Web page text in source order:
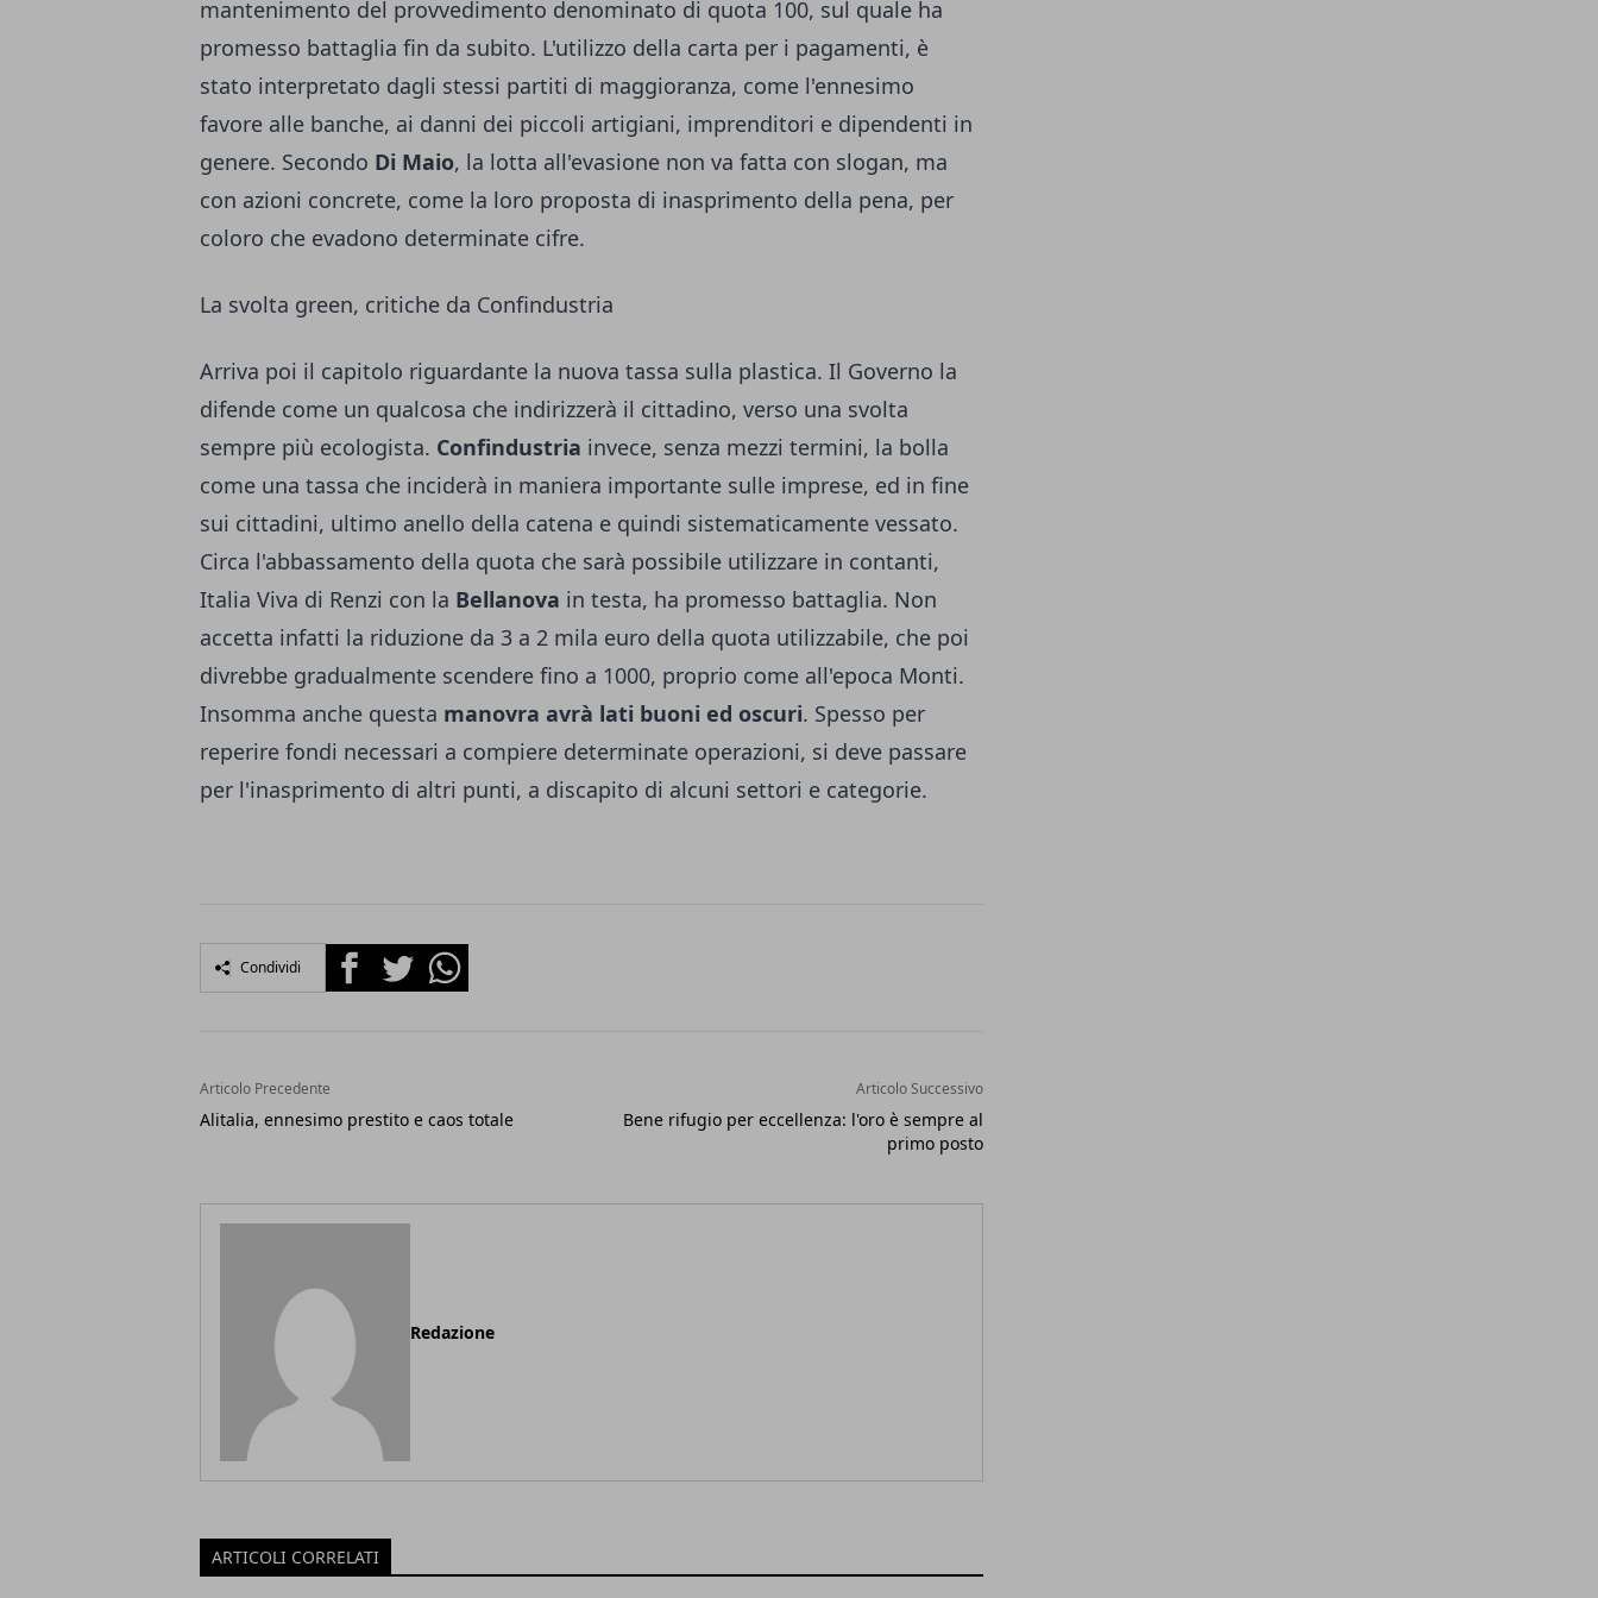
mantenimento del provvedimento denominato di quota 100, sul quale ha
promesso battaglia fin da subito. L'utilizzo della carta per i pagamenti, è
stato interpretato dagli stessi partiti di maggioranza, come l'ennesimo
favore alle banche, ai danni dei piccoli artigiani, imprenditori e dipendenti in
genere. Secondo Di Maio, la lotta all'evasione non va fatta con slogan, ma
con azioni concrete, come la loro proposta di inasprimento della pena, per
coloro che evadono determinate cifre.
La svolta green, critiche da Confindustria
Arriva poi il capitolo riguardante la nuova tassa sulla plastica. Il Governo la
difende come un qualcosa che indirizzerà il cittadino, verso una svolta
sempre più ecologista. Confindustria invece, senza mezzi termini, la bolla
come una tassa che inciderà in maniera importante sulle imprese, ed in fine
sui cittadini, ultimo anello della catena e quindi sistematicamente vessato.
Circa l'abbassamento della quota che sarà possibile utilizzare in contanti,
Italia Viva di Renzi con la Bellanova in testa, ha promesso battaglia. Non
accetta infatti la riduzione da 3 a 2 mila euro della quota utilizzabile, che poi
divrebbe gradualmente scendere fino a 1000, proprio come all'epoca Monti.
Insomma anche questa manovra avrà lati buoni ed oscuri. Spesso per
reperire fondi necessari a compiere determinate operazioni, si deve passare
per l'inasprimento di altri punti, a discapito di alcuni settori e categorie.
Condividi FacebookTwitterWhatsapp
Articolo Precedente
Alitalia, ennesimo prestito e caos totale
Articolo Successivo
Bene rifugio per eccellenza: l'oro è sempre al
primo posto
Redazione
ARTICOLI CORRELATI